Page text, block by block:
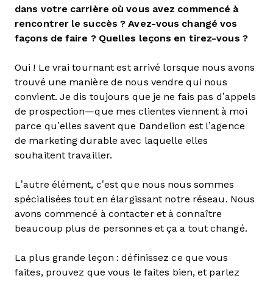
dans votre carrière où vous avez commencé à
rencontrer le succès ? Avez-vous changé vos
façons de faire ? Quelles leçons en tirez-vous ?
Oui ! Le vrai tournant est arrivé lorsque nous avons
trouvé une manière de nous vendre qui nous
convient. Je dis toujours que je ne fais pas d’appels
de prospection—que mes clientes viennent à moi
parce qu’elles savent que Dandelion est l’agence
de marketing durable avec laquelle elles
souhaitent travailler.
L’autre élément, c’est que nous nous sommes
spécialisées tout en élargissant notre réseau. Nous
avons commencé à contacter et à connaître
beaucoup plus de personnes et ça a tout changé.
La plus grande leçon : définissez ce que vous
faites, prouvez que vous le faites bien, et parlez